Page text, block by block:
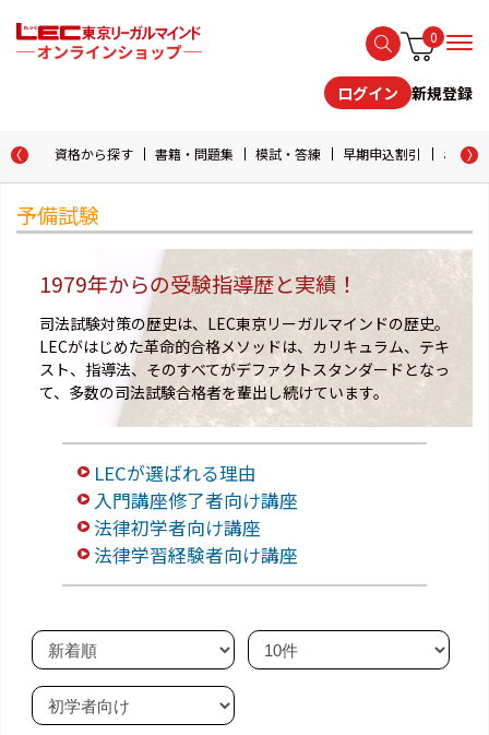
0
ログイン 新規登録
資格から探す 書籍・問題集 模試・答練 早期申込割引 おため
予備試験
1979年からの受験指導歴と実績！
司法試験対策の歴史は、LEC東京リーガルマインドの歴史。
LECがはじめた革命的合格メソッドは、カリキュラム、テキ
スト、指導法、そのすべてがデファクトスタンダードとなっ
て、多数の司法試験合格者を輩出し続けています。
LECが選ばれる理由
入門講座修了者向け講座
法律初学者向け講座
法律学習経験者向け講座